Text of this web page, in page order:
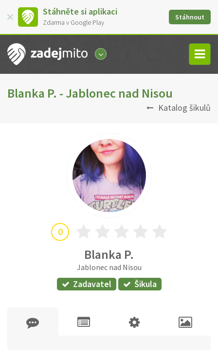
Stáhněte si aplikaci
Zdarma v Google Play
Stáhnout
Blanka P. - Jablonec nad Nisou
Katalog šikulů
0
Blanka P.
Jablonec nad Nisou
Zadavatel Šikula